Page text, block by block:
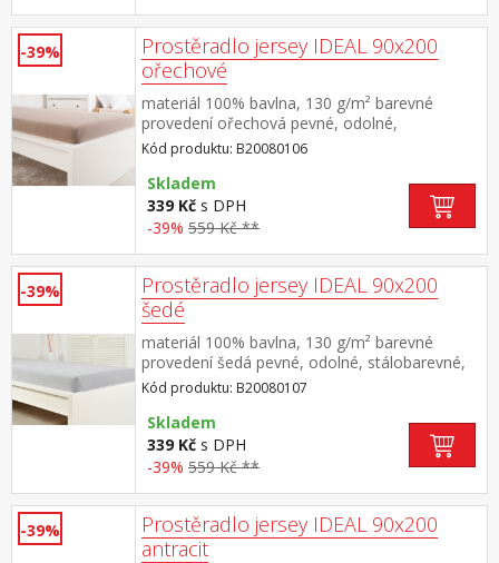
-39%
Prostěradlo jersey IDEAL 90x200
ořechové
materiál 100% bavlna, 130 g/m² barevné
provedení ořechová pevné, odolné,
stálobarevné, obšito gumou pro matrace do
výšky 25 cm pratelné do 60 °C
Kód produktu: B20080106
Skladem
339 Kč s DPH
-39% 559 Kč **
-39%
Prostěradlo jersey IDEAL 90x200
šedé
materiál 100% bavlna, 130 g/m² barevné
provedení šedá pevné, odolné, stálobarevné,
obšito gumou pro matrace do výšky 25
cm pratelné do 60 °C
Kód produktu: B20080107
Skladem
339 Kč s DPH
-39% 559 Kč **
-39%
Prostěradlo jersey IDEAL 90x200
antracit